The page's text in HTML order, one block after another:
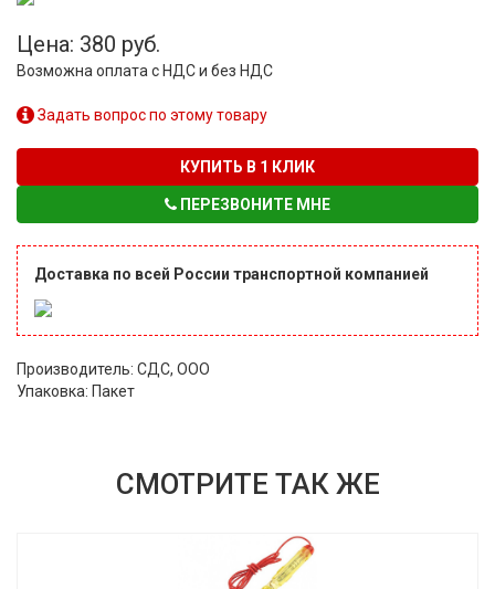
Цена: 380 руб.
Возможна оплата с НДС и без НДС
Задать вопрос по этому товару
КУПИТЬ В 1 КЛИК
ПЕРЕЗВОНИТЕ МНЕ
Доставка по всей России транспортной компанией
Производитель: СДС, ООО
Упаковка: Пакет
СМОТРИТЕ ТАК ЖЕ